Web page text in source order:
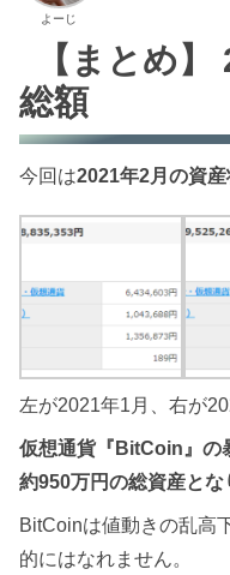
よーじ
【まとめ
総額
今回は2021年2月の資
左が2021年1月、右が
仮想通貨『BitCoin』の
約950万円の総資産とな
BitCoinは値動きの乱高
的にはなれません。